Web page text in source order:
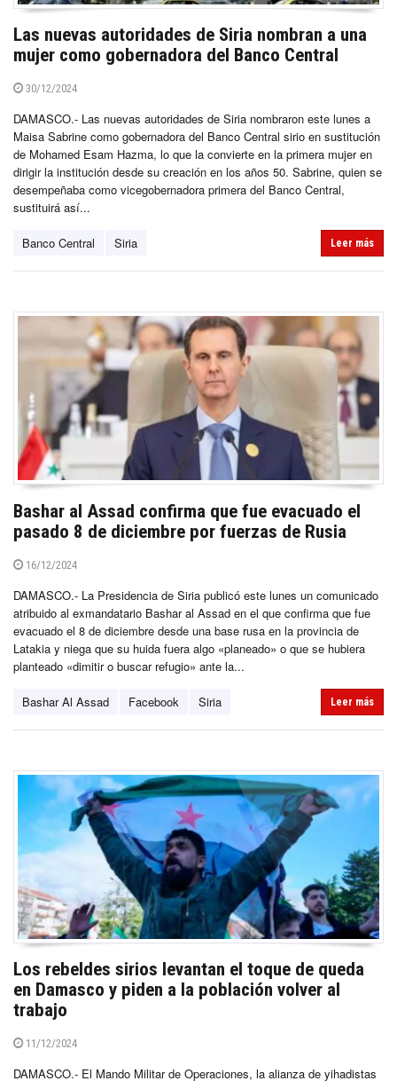
Las nuevas autoridades de Siria nombran a una
mujer como gobernadora del Banco Central
30/12/2024
DAMASCO.- Las nuevas autoridades de Siria nombraron este lunes a
Maisa Sabrine como gobernadora del Banco Central sirio en sustitución
de Mohamed Esam Hazma, lo que la convierte en la primera mujer en
dirigir la institución desde su creación en los años 50. Sabrine, quien se
desempeñaba como vicegobernadora primera del Banco Central,
sustituirá así...
Banco Central Siria Leer más
Bashar al Assad confirma que fue evacuado el
pasado 8 de diciembre por fuerzas de Rusia
16/12/2024
DAMASCO.- La Presidencia de Siria publicó este lunes un comunicado
atribuido al exmandatario Bashar al Assad en el que confirma que fue
evacuado el 8 de diciembre desde una base rusa en la provincia de
Latakia y niega que su huida fuera algo «planeado» o que se hubiera
planteado «dimitir o buscar refugio» ante la...
Bashar Al Assad Facebook Siria Leer más
Los rebeldes sirios levantan el toque de queda
en Damasco y piden a la población volver al
trabajo
11/12/2024
DAMASCO.- El Mando Militar de Operaciones, la alianza de yihadistas